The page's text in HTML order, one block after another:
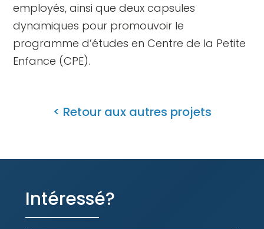
employés, ainsi que deux capsules
dynamiques pour promouvoir le
programme d’études en Centre de la Petite
Enfance (CPE).
< Retour aux autres projets
Intéressé?